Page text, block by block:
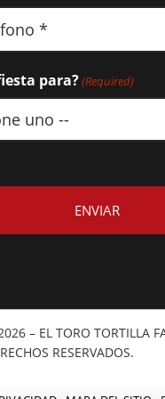
para?(Required)
– EL TORO TORTILLA
RESERVADOS.